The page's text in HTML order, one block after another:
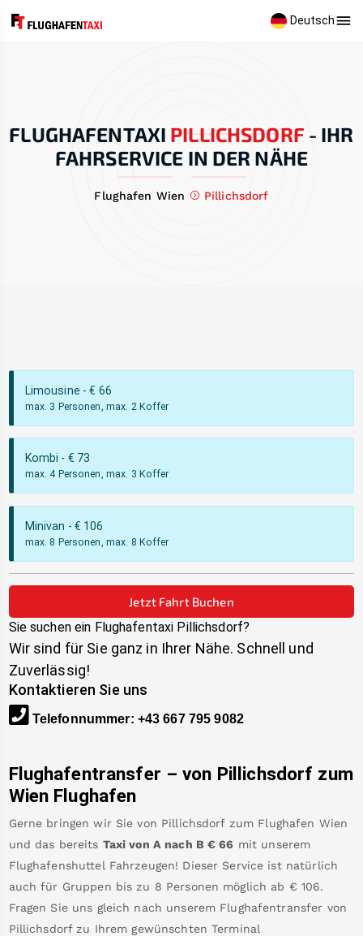
Deutsch
FLUGHAFENTAXI PILLICHSDORF - IHR
FAHRSERVICE IN DER NÄHE
Flughafen Wien Pillichsdorf
Limousine - € 66
max. 3 Personen, max. 2 Koffer
Kombi - € 73
max. 4 Personen, max. 3 Koffer
Minivan - € 106
max. 8 Personen, max. 8 Koffer
Jetzt Fahrt Buchen
Sie suchen ein Flughafentaxi Pillichsdorf?
Wir sind für Sie ganz in Ihrer Nähe. Schnell und
Zuverlässig!
Kontaktieren Sie uns
Telefonnummer: +43 667 795 9082
Flughafentransfer – von Pillichsdorf zum
Wien Flughafen
Gerne bringen wir Sie von Pillichsdorf zum Flughafen Wien
und das bereits Taxi von A nach B €66 mit unserem
Flughafenshuttel Fahrzeugen! Dieser Service ist natürlich
auch für Gruppen bis zu 8 Personen möglich ab € 106.
Fragen Sie uns gleich nach unserem Flughafentransfer von
Pillichsdorf zu Ihrem gewünschten Terminal